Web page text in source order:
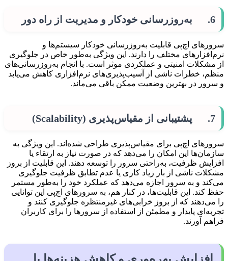
6. به‌روزرسانی خودکار و مدیریت از راه دور
سرورهای اچ‌پی قابلیت به‌روزرسانی خودکار سیستم‌ها و
نرم‌افزارهای مختلف را دارند. این ویژگی به‌طور خاص در جلوگیری
از مشکلات امنیتی و عملکردی موثر است. با انجام به‌روزرسانی‌های
منظم، خطرات ناشی از آسیب‌پذیری‌های نرم‌افزاری کاهش می‌یابد
و سرور در بهترین وضعیت ممکن باقی می‌ماند.
7. پشتیبانی از مقیاس‌پذیری (Scalability)
سرورهای اچ‌پی برای مقیاس‌پذیری طراحی شده‌اند. این ویژگی به
سازمان‌ها این امکان را می‌دهد که در صورت نیاز به ارتقاء یا
افزایش ظرفیت، به‌راحتی سرور را توسعه دهند. این قابلیت از بروز
مشکلات ناشی از بار زیاد کاری یا عدم تطابق ظرفیت جلوگیری
می‌کند و به سرور اجازه می‌دهد که عملکرد خود را به‌طور مستمر
حفظ کند. این قابلیت‌ها، در کنار هم، به سرورهای اچ‌پی این توانایی
را می‌دهند که از بروز خرابی‌های غیرمنتظره جلوگیری کنند و
تجربه‌ای پایدار و مطمئن از استفاده از سرورها را برای کاربران
فراهم آورند.